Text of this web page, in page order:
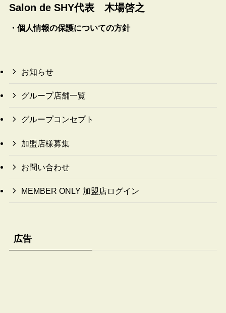
Salon de SHY代表 木場啓之
・個人情報の保護についての方針
お知らせ
グループ店舗一覧
グループコンセプト
加盟店様募集
お問い合わせ
MEMBER ONLY 加盟店ログイン
広告